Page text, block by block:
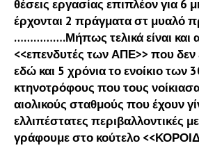
θέσεις εργασίας επιπλέον για 6
έρχονται 2 πράγματα στ μυαλό
…………….Μήπως τελικά είναι και
<<επενδυτές των ΑΠΕ>> που
εδώ και 5 χρόνια το ενοίκιο των
κτηνοτρόφους που τους
αιολικούς σταθμούς που έχουν
ελλιπέστατες περιβαλλοντικές
γράφουμε στο κούτελο